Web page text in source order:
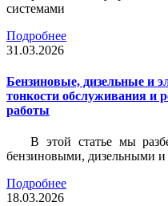
системами
Подробнее
31.03.2026
Бензиновые, дизельные и
тонкости обслуживания и
работы
В этой статье мы
бензиновыми, дизельными
Подробнее
18.03.2026